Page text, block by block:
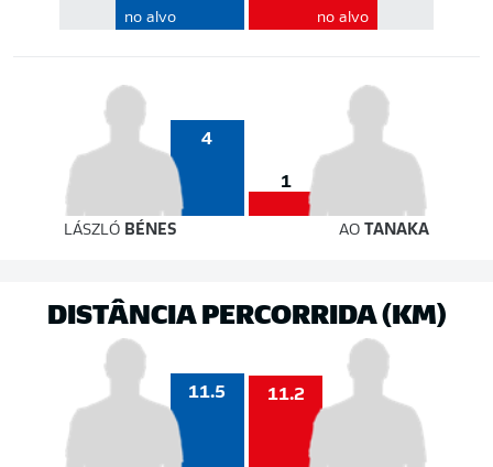
no alvo no alvo
4
1
LÁSZLÓ BÉNES AO TANAKA
DISTÂNCIA PERCORRIDA (KM)
11.5 11.2